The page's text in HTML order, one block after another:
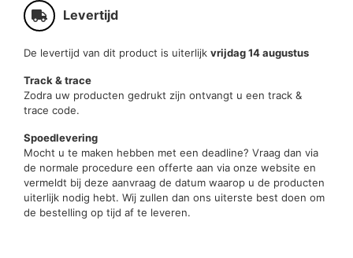
Levertijd
De levertijd van dit product is uiterlijk vrijdag 14 augustus
Track & trace
Zodra uw producten gedrukt zijn ontvangt u een track &
trace code.
Spoedlevering
Mocht u te maken hebben met een deadline? Vraag dan via
de normale procedure een offerte aan via onze website en
vermeldt bij deze aanvraag de datum waarop u de producten
uiterlijk nodig hebt. Wij zullen dan ons uiterste best doen om
de bestelling op tijd af te leveren.